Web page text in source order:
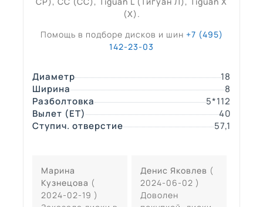
(Х).
Помощь в подборе дисков и шин +7 (495)
142-23-03
Диаметр
18
Ширина
8
Разболтовка
5*112
Вылет (ЕТ)
40
Ступич. отверстие
57,1
Марина
Кузнецова (
2024-02-19 )
Денис Яковлев (
2024-06-02 )
Доволен